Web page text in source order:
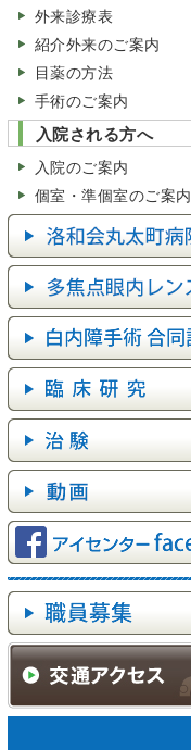
外来診療表
紹介外来のご案内
目薬の方法
手術のご案内
入院される方へ
入院のご案内
個室・準個室のご案内